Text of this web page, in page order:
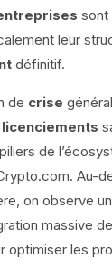
sont
leur
définitif.
de crise
licenciements
de
Au-
on observe
massive
optimiser les